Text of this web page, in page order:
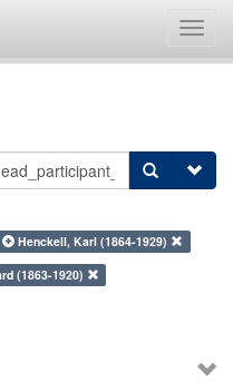
Henckell, Karl (1864-1929)
(1863-1920)